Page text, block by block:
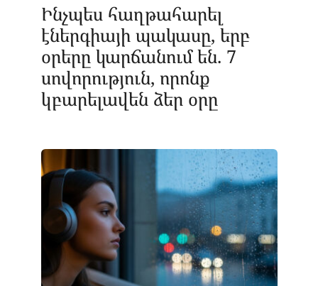
Ինչպես հաղթահարել
էներգիայի պակասը, երբ
օրերը կարճանում են. 7
սովորություն, որոնք
կբարելավեն ձեր օրը